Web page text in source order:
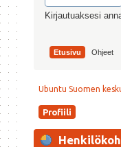
Kirjautuaksesi
Etusivu Ohjeet
Ubuntu Suomen
Profiili